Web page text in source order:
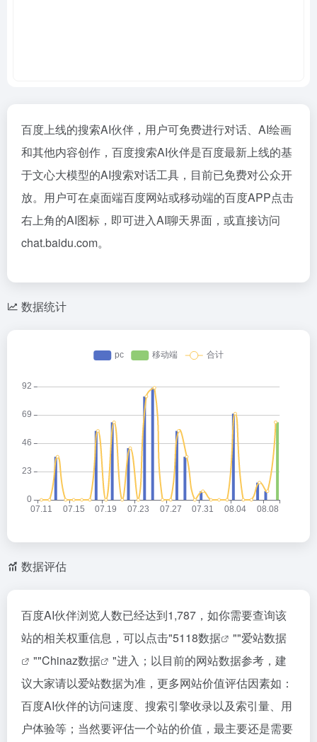
百度上线的搜索AI伙伴，用户可免费进行对话、AI绘画
和其他内容创作，百度搜索AI伙伴是百度最新上线的基
于文心大模型的AI搜索对话工具，目前已免费对公众开
放。用户可在桌面端百度网站或移动端的百度APP点击
右上角的AI图标，即可进入AI聊天界面，或直接访问
chat.baidu.com。
数据统计
数据评估
百度AI伙伴浏览人数已经达到1,787，如你需要查询该
站的相关权重信息，可以点击"5118数据 ""爱站数据
""Chinaz数据
"进入；以目前的网站数据参考，建
议大家请以爱站数据为准，更多网站价值评估因素如：
百度AI伙伴的访问速度、搜索引擎收录以及索引量、用
户体验等；当然要评估一个站的价值，最主要还是需要